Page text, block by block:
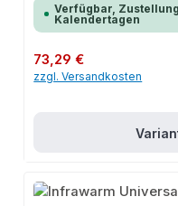
Verfügbar,
Kalendertagen
Regulärer Preis:
73,29 €
zzgl. Versandkosten